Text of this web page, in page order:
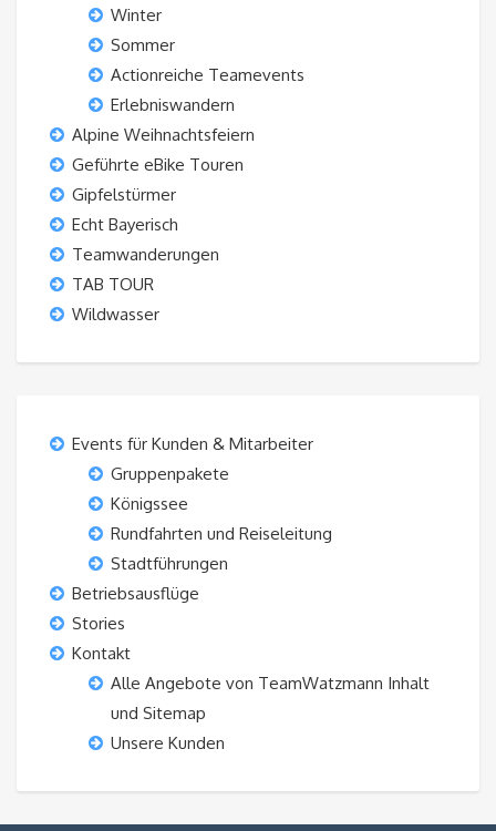
Winter
Sommer
Actionreiche Teamevents
Erlebniswandern
Alpine Weihnachtsfeiern
Geführte eBike Touren
Gipfelstürmer
Echt Bayerisch
Teamwanderungen
TAB TOUR
Wildwasser
Events für Kunden & Mitarbeiter
Gruppenpakete
Königssee
Rundfahrten und Reiseleitung
Stadtführungen
Betriebsausflüge
Stories
Kontakt
Alle Angebote von TeamWatzmann Inhalt
und Sitemap
Unsere Kunden